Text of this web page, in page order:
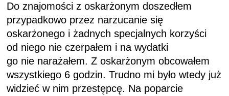
Do znajomości z oskarżonym doszedłem
przypadkowo przez narzucanie się
oskarżonego i żadnych specjalnych korzyści
od niego nie czerpałem i na wydatki
go nie narażałem. Z oskarżonym obcowałem
wszyst­kiego 6 godzin. Trudno mi było wtedy już
widzieć w nim przestępcę. Na poparcie